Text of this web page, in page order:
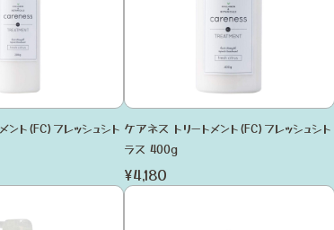
ント(FC)フレッシュシト ケアネス トリートメント(FC)フレッシュシト
ラス 400g
¥4,180